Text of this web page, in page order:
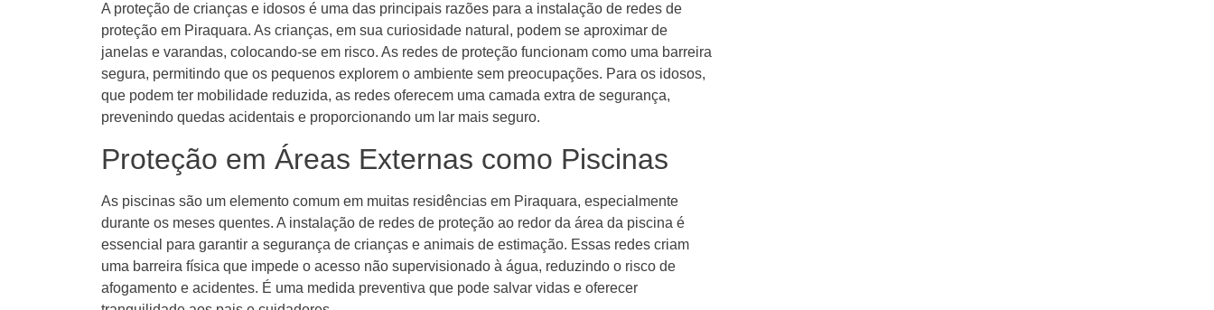
A proteção de crianças e idosos é uma das principais razões para a instalação de redes de
proteção em Piraquara. As crianças, em sua curiosidade natural, podem se aproximar de
janelas e varandas, colocando-se em risco. As redes de proteção funcionam como uma barreira
segura, permitindo que os pequenos explorem o ambiente sem preocupações. Para os idosos,
que podem ter mobilidade reduzida, as redes oferecem uma camada extra de segurança,
prevenindo quedas acidentais e proporcionando um lar mais seguro.
Proteção em Áreas Externas como Piscinas
As piscinas são um elemento comum em muitas residências em Piraquara, especialmente
durante os meses quentes. A instalação de redes de proteção ao redor da área da piscina é
essencial para garantir a segurança de crianças e animais de estimação. Essas redes criam
uma barreira física que impede o acesso não supervisionado à água, reduzindo o risco de
afogamento e acidentes. É uma medida preventiva que pode salvar vidas e oferecer